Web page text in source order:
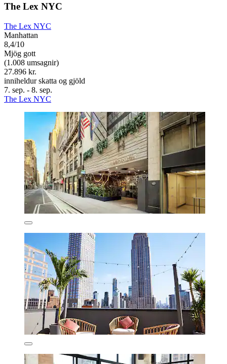
The Lex NYC
The Lex NYC
Manhattan
8,4/10
Mjög gott
(1.008 umsagnir)
27.896 kr.
inniheldur skatta og gjöld
7. sep. - 8. sep.
The Lex NYC